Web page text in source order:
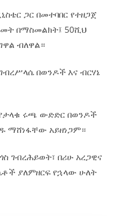
ጋር በመተባበር የተዘጋጀ
በማስመልክት፤ 50ሺህ
ብለዋል።
በወንዶች እና ብርሃኔ
ሩጫ ውድድር በወንዶች
ማሸነፋቸው አይዘነጋም።
ገብረሕይወት፣ በሪሁ አረጋዊና
ያለምዘርፍ የኋላው ሁለት